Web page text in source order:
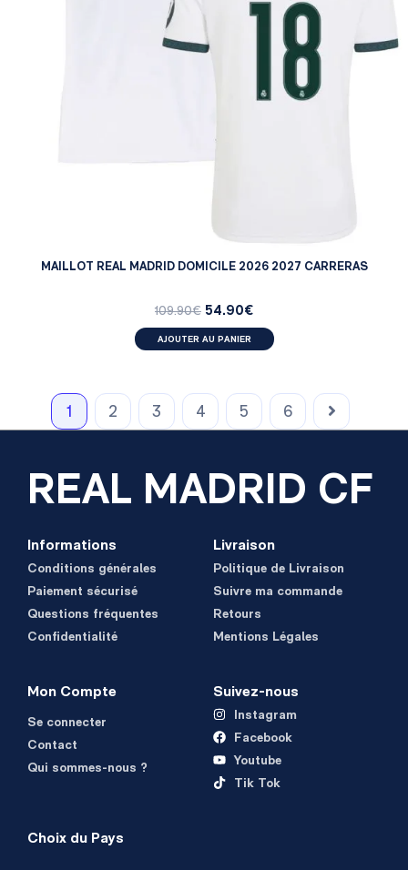
MAILLOT REAL MADRID DOMICILE 2026 2027 CARRERAS
109.90€ 54.90€
AJOUTER AU PANIER
1 2 3 4 5 6
REAL MADRID CF
Informations
Conditions générales
Paiement sécurisé
Questions fréquentes
Confidentialité
Livraison
Politique de Livraison
Suivre ma commande
Retours
Mentions Légales
Mon Compte
Se connecter
Contact
Qui sommes-nous ?
Suivez-nous
Instagram
Facebook
Youtube
Tik Tok
Choix du Pays